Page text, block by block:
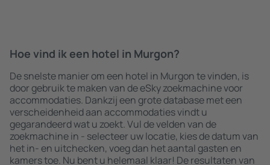
Hoe vind ik een hotel in Murgon?
De snelste manier om een hotel in Murgon te vinden, is
door gebruik te maken van de eSky zoekmachine voor
accommodaties. Dankzij een grote database met een
verscheidenheid aan accommodaties vindt u
gegarandeerd wat u zoekt. Vul de velden van de
zoekmachine in - selecteer uw locatie, kies de datum van
het in- en uitchecken, voeg dan het aantal gasten en
kamers toe. Nu bent u helemaal klaar! De resultaten van